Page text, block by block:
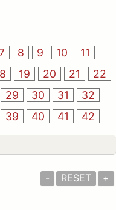
8 9 10
11
19 20 21
22
29 30 31
32
39 40 41 42
- RESET +